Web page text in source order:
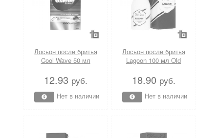
Лосьон после бритья
Cool Wave 50 мл
Gillette
12.93 руб.
Нет в наличии
Лосьон после бритья
Lagoon 100 мл Old
Spice
18.90 руб.
Нет в наличии